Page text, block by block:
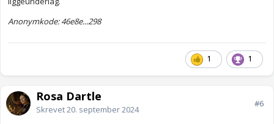
Anonymkode: 46e8e...298
1 1
Rosa Dartle
Skrevet20. september 2024
#6